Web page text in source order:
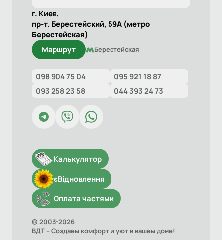
г. Киев,
пр-т. Берестейский, 59А (метро
Берестейская)
Маршрут
Берестейская
098 904 75 04
095 921 18 87
093 258 23 58
044 393 24 73
Калькулятор
єВідновлення
Оплата частями
© 2003-2026
ВДТ – Создаем комфорт и уют в вашем доме!